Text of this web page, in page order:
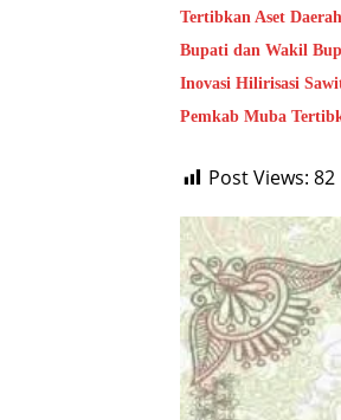
Tertibkan Aset
Bupati dan Wakil
Inovasi Hilirisasi
Pemkab Muba
Post Views: 82